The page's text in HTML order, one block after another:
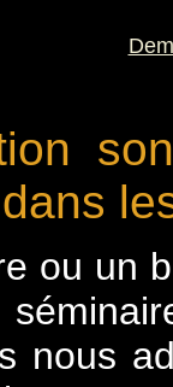
ou un
nous